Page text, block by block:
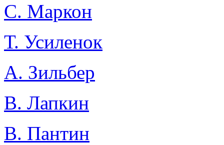
С. Маркон
Т. Усиленок
А. Зильбер
В. Лапкин
В. Пантин